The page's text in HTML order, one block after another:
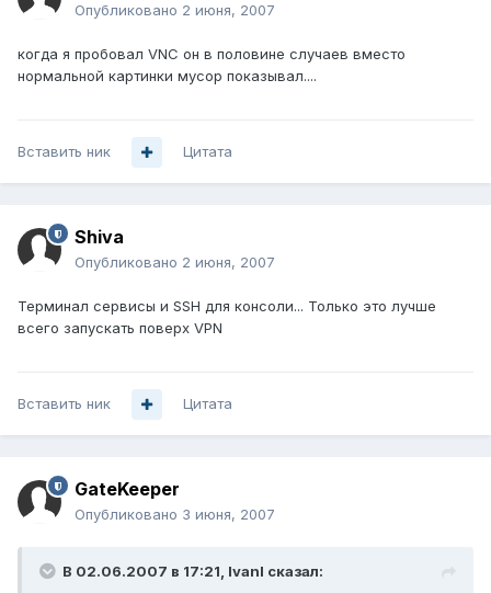
Опубликовано 2 июня, 2007
когда я пробовал VNC он в половине случаев вместо
нормальной картинки мусор показывал....
Вставить ник Цитата
Shiva
Опубликовано 2 июня, 2007
Терминал сервисы и SSH для консоли... Только это лучше
всего запускать поверх VPN
Вставить ник Цитата
GateKeeper
Опубликовано 3 июня, 2007
В 02.06.2007 в 17:21, IvanI сказал: